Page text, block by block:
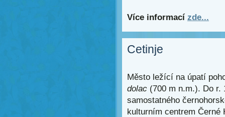
Více informací zde...
Cetinje
Město ležící na úpatí
dolac (700 m n.m.). Do r.
samostatného
kulturním centrem Černé